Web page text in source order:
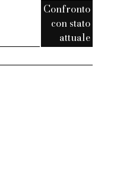
Confronto
con stato
attuale